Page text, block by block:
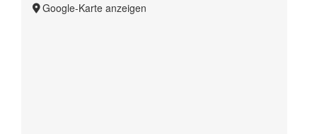
Google-Karte anzeigen